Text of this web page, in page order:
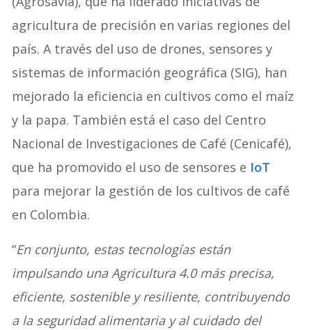
agricultura de precisión en varias regiones del
país. A través del uso de drones, sensores y
sistemas de información geográfica (SIG), han
mejorado la eficiencia en cultivos como el maíz
y la papa. También está el caso del Centro
Nacional de Investigaciones de Café (Cenicafé),
que ha promovido el uso de sensores e IoT
para mejorar la gestión de los cultivos de café
en Colombia.
“En conjunto, estas tecnologías están
impulsando una Agricultura 4.0 más precisa,
eficiente, sostenible y resiliente, contribuyendo
a la seguridad alimentaria y al cuidado del